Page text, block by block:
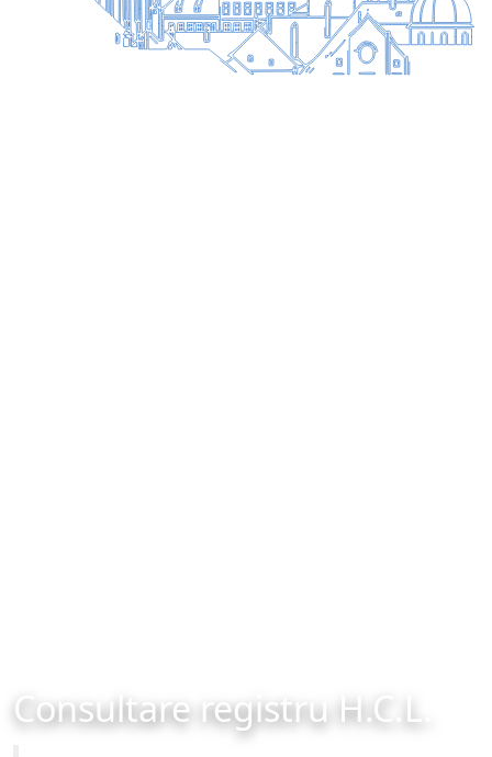
Consultare registru H.C.L.